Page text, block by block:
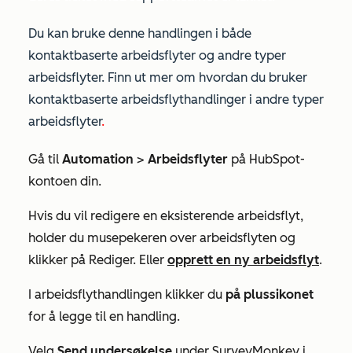
Du kan bruke denne handlingen i både
kontaktbaserte arbeidsflyter og andre typer
arbeidsflyter. Finn ut mer om hvordan du bruker
kontaktbaserte arbeidsflythandlinger i andre typer
arbeidsflyter.
Gå til Automation > Arbeidsflyter på HubSpot-
kontoen din.
Hvis du vil redigere en eksisterende arbeidsflyt,
holder du musepekeren over arbeidsflyten og
klikker på Rediger. Eller opprett en ny arbeidsflyt.
I arbeidsflythandlingen klikker du på plussikonet
for å legge til en handling.